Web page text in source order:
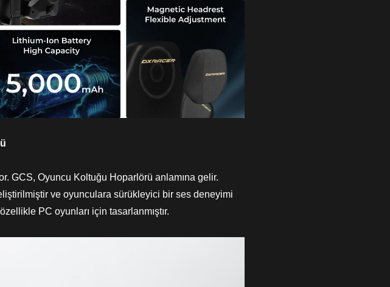
GCS, Oyuncu Koltuğu Hoparlörü anlamına gelir.
ve oyunculara sürükleyici bir ses deneyimi
PC oyunları için tasarlanmıştır.